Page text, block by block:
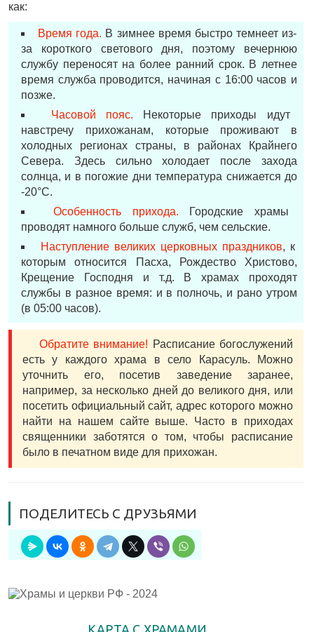
как:
Время года. В зимнее время быстро темнеет из-
за короткого светового дня, поэтому вечернюю
службу переносят на более ранний срок. В летнее
время служба проводится, начиная с 16:00 часов и
позже.
Часовой пояс. Некоторые приходы идут
навстречу прихожанам, которые проживают в
холодных регионах страны, в районах Крайнего
Севера. Здесь сильно холодает после захода
солнца, и в погожие дни температура снижается до
-20°С.
Особенность прихода. Городские храмы
проводят намного больше служб, чем сельские.
Наступление великих церковных праздников, к
которым относится Пасха, Рождество Христово,
Крещение Господня и т.д. В храмах проходят
службы в разное время: и в полночь, и рано утром
(в 05:00 часов).
Обратите внимание! Расписание богослужений
есть у каждого храма в село Карасуль. Можно
уточнить его, посетив заведение заранее,
например, за несколько дней до великого дня, или
посетить официальный сайт, адрес которого можно
найти на нашем сайте выше. Часто в приходах
священники заботятся о том, чтобы расписание
было в печатном виде для прихожан.
ПОДЕЛИТЕСЬ С ДРУЗЬЯМИ
КАРТА С ХРАМАМИ